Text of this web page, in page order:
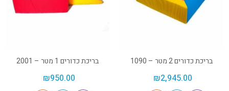
בריכת כדורים 2 מטר – 1090
₪2,945.00
בריכת כדורים 1 מטר – 2001
₪950.00